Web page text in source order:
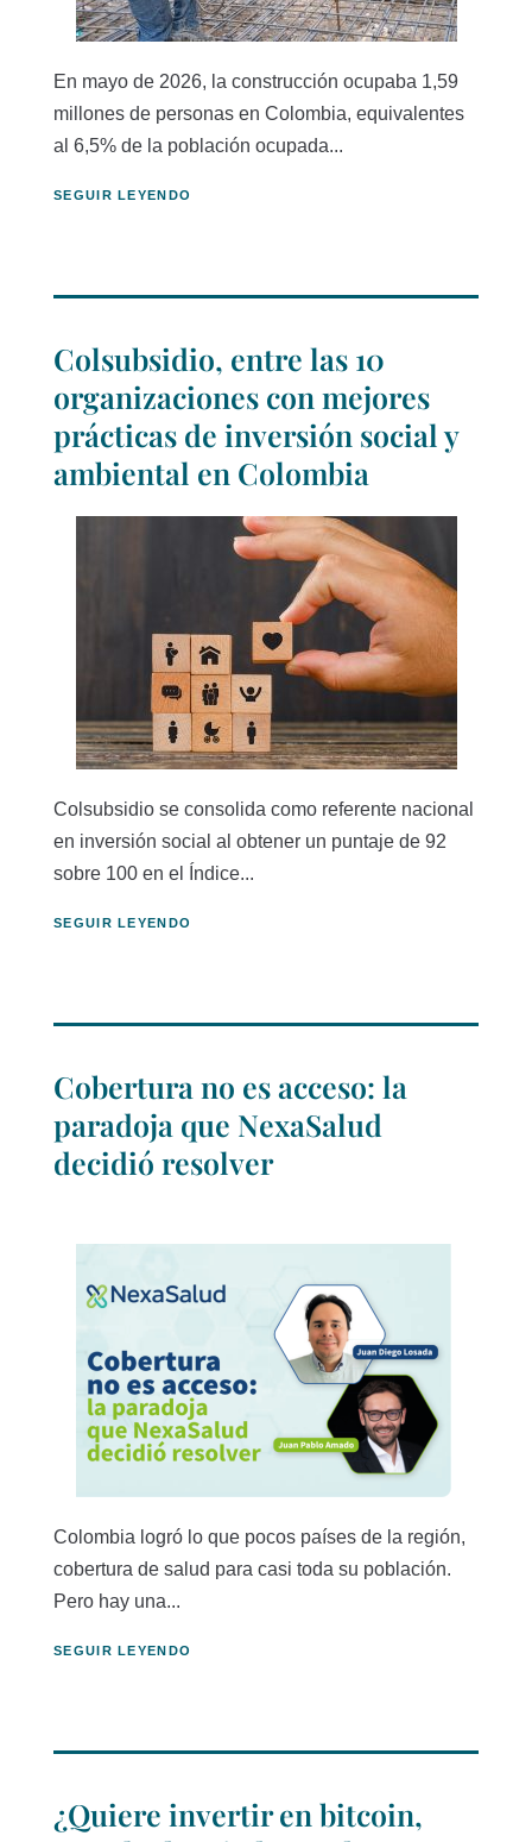
En mayo de 2026, la construcción ocupaba 1,59
millones de personas en Colombia, equivalentes
al 6,5% de la población ocupada...
SEGUIR LEYENDO
Colsubsidio, entre las 10
organizaciones con mejores
prácticas de inversión social y
ambiental en Colombia
Colsubsidio se consolida como referente nacional
en inversión social al obtener un puntaje de 92
sobre 100 en el Índice...
SEGUIR LEYENDO
Cobertura no es acceso: la
paradoja que NexaSalud
decidió resolver
Colombia logró lo que pocos países de la región,
cobertura de salud para casi toda su población.
Pero hay una...
SEGUIR LEYENDO
¿Quiere invertir en bitcoin,